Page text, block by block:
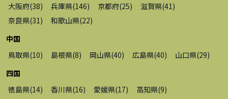
大阪府(38) 兵庫県(146) 京都府(25) 滋賀県(41 )
奈良県(31 ) 和歌山県(22)
中国
鳥取県(10) 島根県(8) 岡山県(40) 広島県(40) 山口県(29)
四国
徳島県(14) 香川県(16) 愛媛県(17) 高知県(9)